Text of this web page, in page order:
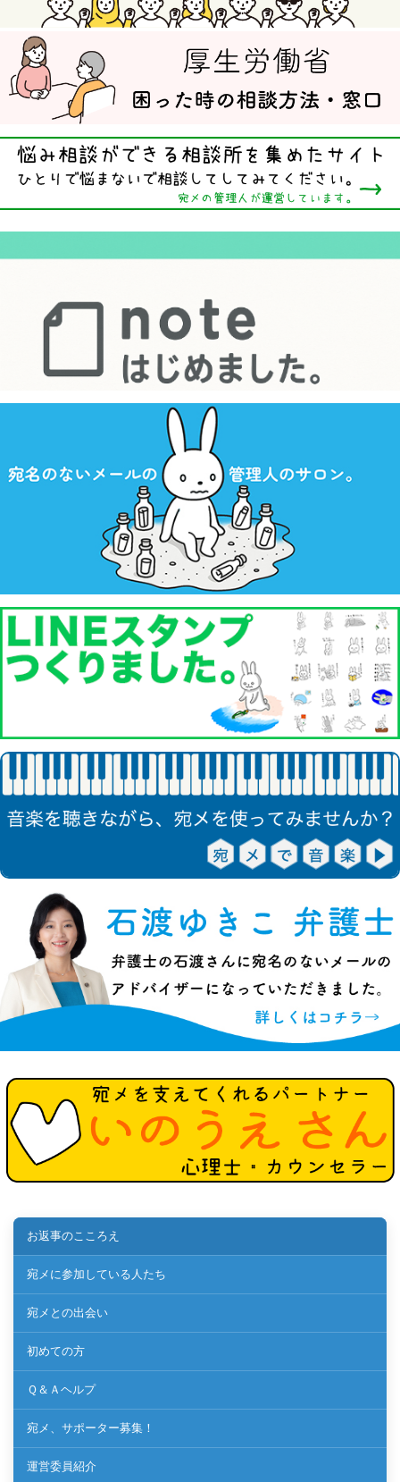
お返事のこころえ
宛メに参加している人たち
宛メとの出会い
初めての方
Ｑ＆Ａヘルプ
宛メ、サポーター募集！
運営委員紹介